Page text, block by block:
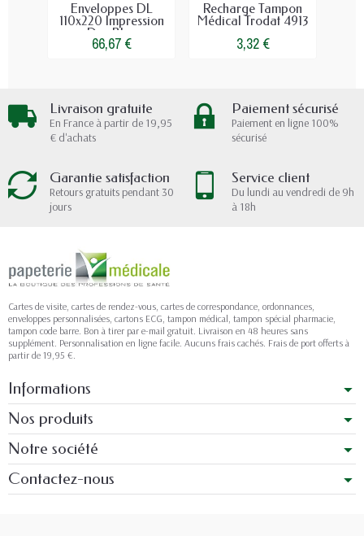
Enveloppes DL
110x220 Impression
Dos Bleu
66,67 €
Recharge Tampon
Médical Trodat 4913
3,32 €
Livraison gratuite
En France à partir de 19,95
€ d'achats
Paiement sécurisé
Paiement en ligne 100%
sécurisé
Garantie satisfaction
Retours gratuits pendant 30
jours
Service client
Du lundi au vendredi de 9h
à 18h
Cartes de visite, cartes de rendez-vous, cartes de correspondance, ordonnances,
enveloppes personnalisées, cartons ECG, tampon médical, tampon spécial pharmacie,
tampon code barre. Bon à tirer par e-mail gratuit. Livraison en 48 heures sans
supplément. Personnalisation en ligne facile. Aucuns frais cachés. Frais de port offerts à
partir de 19,95 €.
Informations
Nos produits
Notre société
Contactez-nous